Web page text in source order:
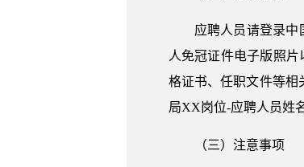
应聘人员请登录中
人免冠证件电子版照
格证书、任职文件等相
局XX岗位-应聘人员姓
（三）注意事项